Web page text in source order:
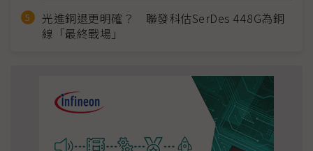
光進銅退更明確？ 聯發科估SerDes 448G為銅
線「最終戰場」